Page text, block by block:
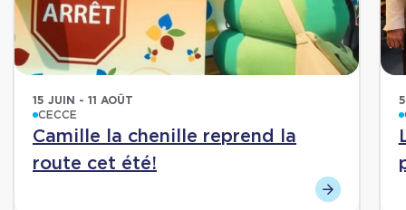
15 JUIN - 11 AOÛT
CECCE
Camille la chenille reprend la
route cet été!